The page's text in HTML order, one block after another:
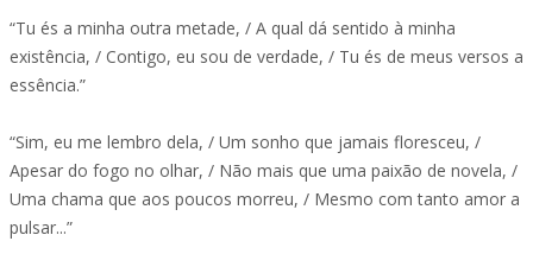
“Tu és a minha outra metade, / A qual dá sentido à minha
existência, / Contigo, eu sou de verdade, / Tu és de meus versos a
essência.”
“Sim, eu me lembro dela, / Um sonho que jamais floresceu, /
Apesar do fogo no olhar, / Não mais que uma paixão de novela, /
Uma chama que aos poucos morreu, / Mesmo com tanto amor a
pulsar...”